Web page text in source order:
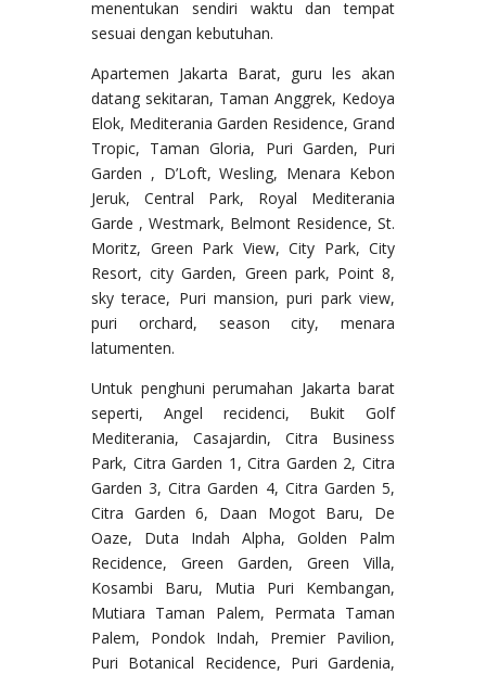
menentukan sendiri waktu dan tempat
sesuai dengan kebutuhan.
Apartemen Jakarta Barat, guru les akan
datang sekitaran, Taman Anggrek, Kedoya
Elok, Mediterania Garden Residence, Grand
Tropic, Taman Gloria, Puri Garden, Puri
Garden , D’Loft, Wesling, Menara Kebon
Jeruk, Central Park, Royal Mediterania
Garde , Westmark, Belmont Residence, St.
Moritz, Green Park View, City Park, City
Resort, city Garden, Green park, Point 8,
sky terace, Puri mansion, puri park view,
puri orchard, season city, menara
latumenten.
Untuk penghuni perumahan Jakarta barat
seperti, Angel recidenci, Bukit Golf
Mediterania, Casajardin, Citra Business
Park, Citra Garden 1, Citra Garden 2, Citra
Garden 3, Citra Garden 4, Citra Garden 5,
Citra Garden 6, Daan Mogot Baru, De
Oaze, Duta Indah Alpha, Golden Palm
Recidence, Green Garden, Green Villa,
Kosambi Baru, Mutia Puri Kembangan,
Mutiara Taman Palem, Permata Taman
Palem, Pondok Indah, Premier Pavilion,
Puri Botanical Recidence, Puri Gardenia,